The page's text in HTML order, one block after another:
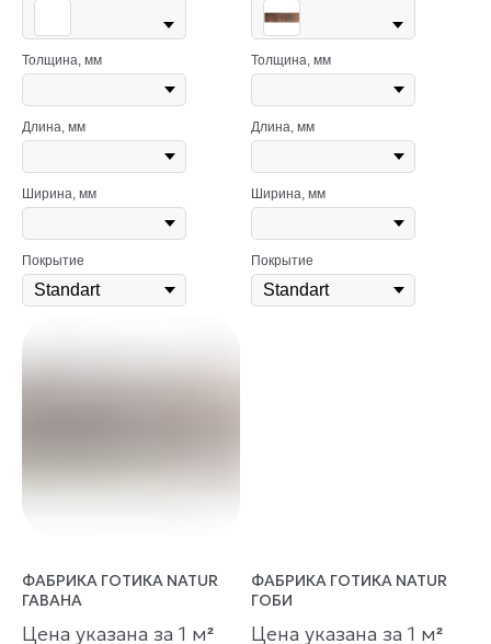
Толщина, мм
Длина, мм
Ширина, мм
Покрытие
Толщина, мм
Длина, мм
Ширина, мм
Покрытие
ФАБРИКА ГОТИКА NATUR
ГАВАНА
Цена указана за 1 м²
ФАБРИКА ГОТИКА NATUR
ГОБИ
Цена указана за 1 м²